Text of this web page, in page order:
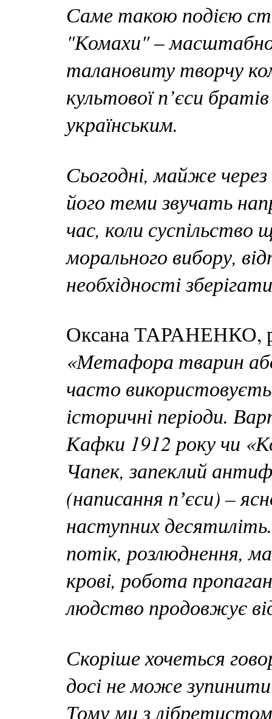
Саме такою подією
"Комахи"–
талановиту творчу
культової п’єси
українським.
Сьогодні, майже
його теми звучать
час, коли
морального вибору,
необхідності
Оксана ТАРАНЕНКО,
«Метафора тварин
часто
історичні періоди.
Кафки 1912 року чи
Чапек, запеклий
(написання пʼєси) –
наступних
потік, розлюднення,
крові, робота
людство продовжує
Скоріше хочеться
досі не може
Тому ми з